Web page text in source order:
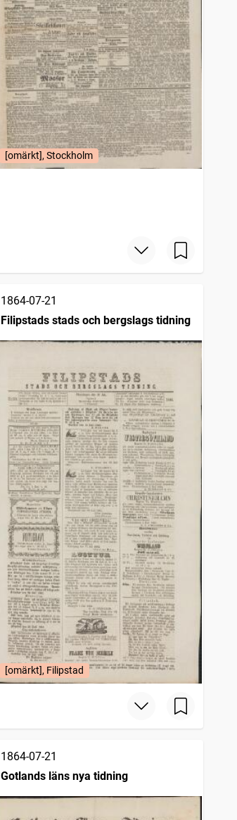
[omärkt], Stockholm
1864-07-21
Filipstads stads och bergslags tidning
[omärkt], Filipstad
1864-07-21
Gotlands läns nya tidning